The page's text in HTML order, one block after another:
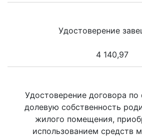
Удостоверение
4 140,97
Удостоверение договора
долевую собственность
жилого помещения,
использованием средств